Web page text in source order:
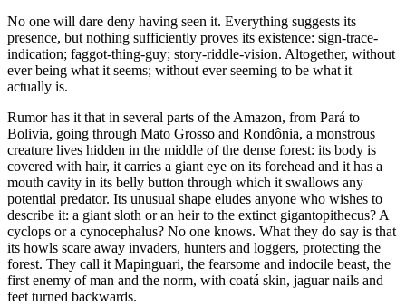
No one will dare deny having seen it. Everything suggests its
presence, but nothing sufficiently proves its existence: sign-trace-
indication; faggot-thing-guy; story-riddle-vision. Altogether, without
ever being what it seems; without ever seeming to be what it
actually is.
Rumor has it that in several parts of the Amazon, from Pará to
Bolivia, going through Mato Grosso and Rondônia, a monstrous
creature lives hidden in the middle of the dense forest: its body is
covered with hair, it carries a giant eye on its forehead and it has a
mouth cavity in its belly button through which it swallows any
potential predator. Its unusual shape eludes anyone who wishes to
describe it: a giant sloth or an heir to the extinct gigantopithecus? A
cyclops or a cynocephalus? No one knows. What they do say is that
its howls scare away invaders, hunters and loggers, protecting the
forest. They call it Mapinguari, the fearsome and indocile beast, the
first enemy of man and the norm, with coatá skin, jaguar nails and
feet turned backwards.